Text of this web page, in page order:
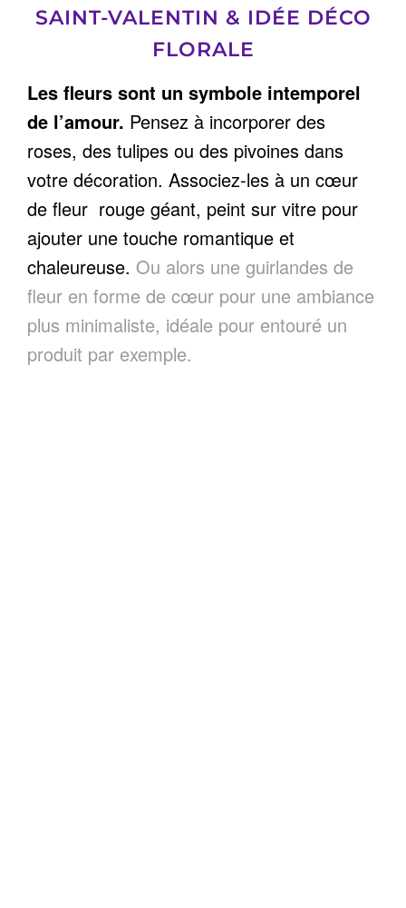
SAINT-VALENTIN & IDÉE DÉCO
FLORALE
Les fleurs sont un symbole intemporel
de l’amour. Pensez à incorporer des
roses, des tulipes ou des pivoines dans
votre décoration. Associez-les à un cœur
de fleur rouge géant, peint sur vitre pour
ajouter une touche romantique et
chaleureuse. Ou alors une guirlandes de
fleur en forme de cœur pour une ambiance
plus minimaliste, idéale pour entouré un
produit par exemple.